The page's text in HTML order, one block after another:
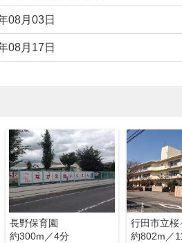
08月03日
08月17日
長野保育園
約300m／4分
行田市立桜
約802m／